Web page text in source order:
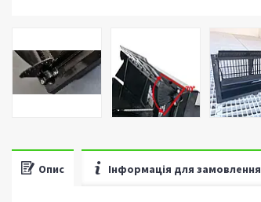
Опис Інформація для замовлення